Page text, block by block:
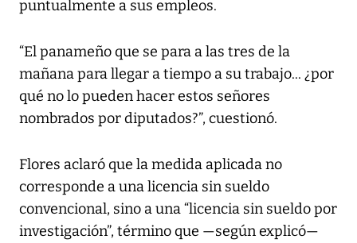
puntualmente a sus empleos.
“El panameño que se para a las tres de la
mañana para llegar a tiempo a su trabajo... ¿por
qué no lo pueden hacer estos señores
nombrados por diputados?”, cuestionó.
Flores aclaró que la medida aplicada no
corresponde a una licencia sin sueldo
convencional, sino a una “licencia sin sueldo por
investigación”, término que —según explicó—